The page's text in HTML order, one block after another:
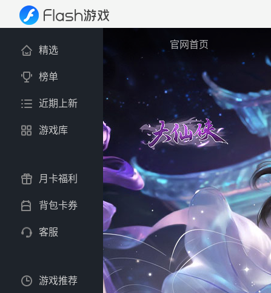
官网首页
精选
榜单
近期上新
游戏库
月卡福利
背包卡券
客服
游戏推荐